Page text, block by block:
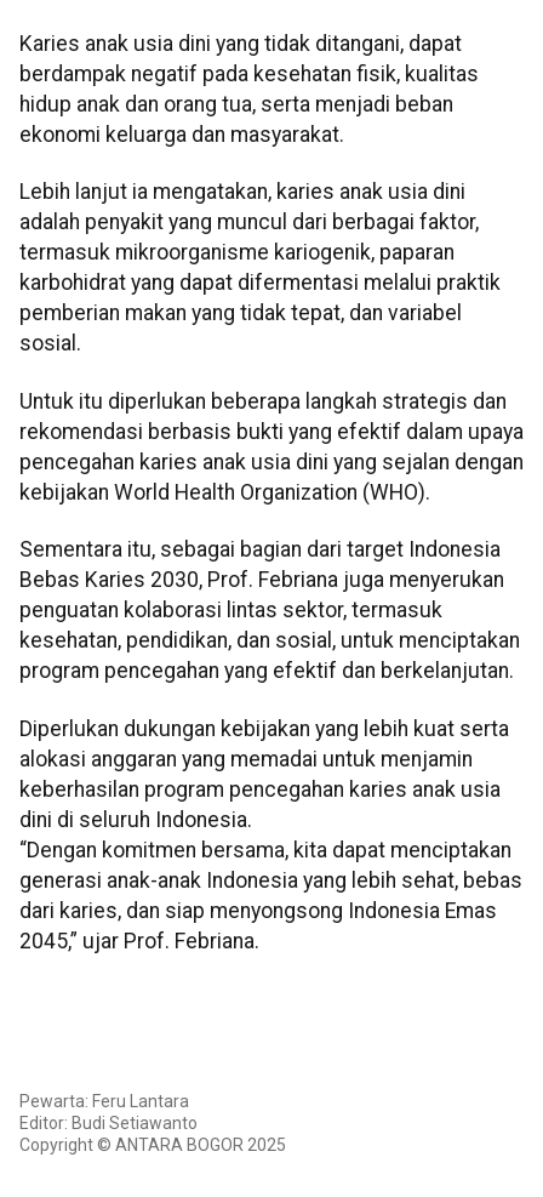
Karies anak usia dini yang tidak ditangani, dapat
berdampak negatif pada kesehatan fisik, kualitas
hidup anak dan orang tua, serta menjadi beban
ekonomi keluarga dan masyarakat.
Lebih lanjut ia mengatakan, karies anak usia dini
adalah penyakit yang muncul dari berbagai faktor,
termasuk mikroorganisme kariogenik, paparan
karbohidrat yang dapat difermentasi melalui praktik
pemberian makan yang tidak tepat, dan variabel
sosial.
Untuk itu diperlukan beberapa langkah strategis dan
rekomendasi berbasis bukti yang efektif dalam upaya
pencegahan karies anak usia dini yang sejalan dengan
kebijakan World Health Organization (WHO).
Sementara itu, sebagai bagian dari target Indonesia
Bebas Karies 2030, Prof. Febriana juga menyerukan
penguatan kolaborasi lintas sektor, termasuk
kesehatan, pendidikan, dan sosial, untuk menciptakan
program pencegahan yang efektif dan berkelanjutan.
Diperlukan dukungan kebijakan yang lebih kuat serta
alokasi anggaran yang memadai untuk menjamin
keberhasilan program pencegahan karies anak usia
dini di seluruh Indonesia.
“Dengan komitmen bersama, kita dapat menciptakan
generasi anak-anak Indonesia yang lebih sehat, bebas
dari karies, dan siap menyongsong Indonesia Emas
2045,” ujar Prof. Febriana.
Pewarta: Feru Lantara
Editor: Budi Setiawanto
Copyright © ANTARA BOGOR 2025